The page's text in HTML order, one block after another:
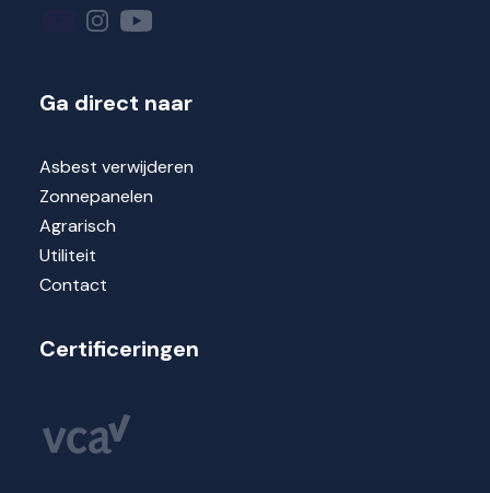
Ga direct naar
Asbest verwijderen
Zonnepanelen
Agrarisch
Utiliteit
Contact
Certificeringen